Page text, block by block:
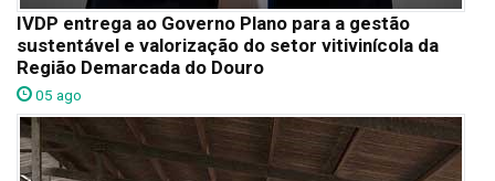
IVDP entrega ao Governo Plano para a gestão
sustentável e valorização do setor vitivinícola da
Região Demarcada do Douro
05 ago